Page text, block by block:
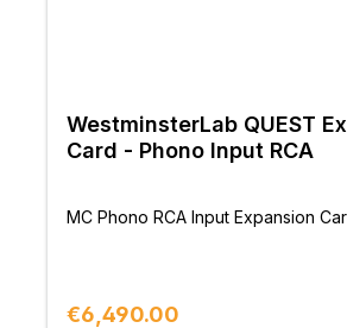
WestminsterLab QUEST
Card - Phono Input RCA
MC Phono RCA Input Expansion
Regular price:
€6,490.00